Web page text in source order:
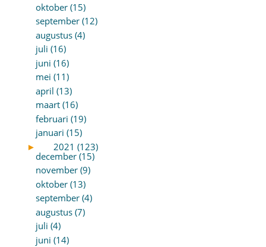
oktober (15)
september (12)
augustus (4)
juli (16)
juni (16)
mei (11)
april (13)
maart (16)
februari (19)
januari (15)
►
2021 (123)
december (15)
november (9)
oktober (13)
september (4)
augustus (7)
juli (4)
juni (14)